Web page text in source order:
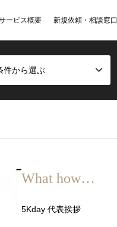
ービス概要 新規依頼・相談窓口
件から選ぶ
What how…
5Kday 代表挨拶